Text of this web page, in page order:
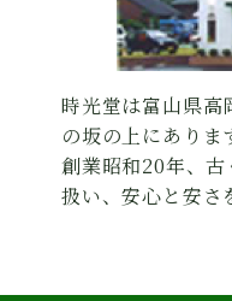
時光堂は富山県高
の坂の上にありま
創業昭和20年、古
扱い、安心と安さ